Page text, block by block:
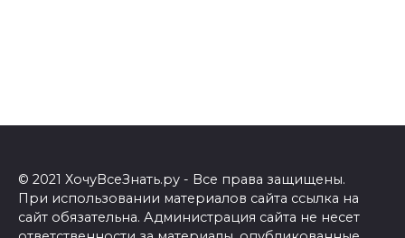
© 2021 ХочуВсеЗнать.ру - Все права защищены.
При использовании материалов сайта ссылка на
сайт обязательна. Администрация сайта не несет